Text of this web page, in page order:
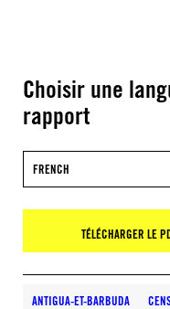
Choisir une
rapport
FRENCH
TÉLÉCHARGER LE
ANTIGUA-ET-BARBUDA